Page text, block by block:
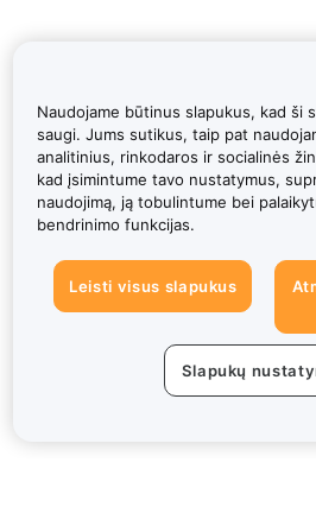
Naudojame būtinus slapukus, kad ši
saugi. Jums sutikus, taip pat
analitinius, rinkodaros ir socialinės
kad įsimintume tavo nustatymus,
naudojimą, ją tobulintume bei
bendrinimo funkcijas.
Leisti visus slapukus
Slapukų